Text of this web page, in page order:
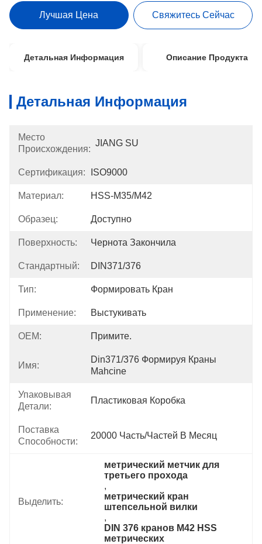
Лучшая Цена Свяжитесь Сейчас
Детальная Информация Описание Продукта
Детальная Информация
Место
Происхождения:
JIANG SU
Сертификация: ISO9000
Материал: HSS-M35/M42
Образец: Доступно
Поверхность: Чернота Закончила
Стандартный: DIN371/376
Тип: Формировать Кран
Применение: Выстукивать
OEM: Примите.
Имя:
Din371/376 Формируя Краны
Mahcine
Упаковывая
Детали:
Пластиковая Коробка
Поставка
Способности:
20000 Часть/частей В Месяц
Выделить:
метрический метчик для
третьего прохода
,
метрический кран
штепсельной вилки
,
DIN 376 кранов M42 HSS
метрических